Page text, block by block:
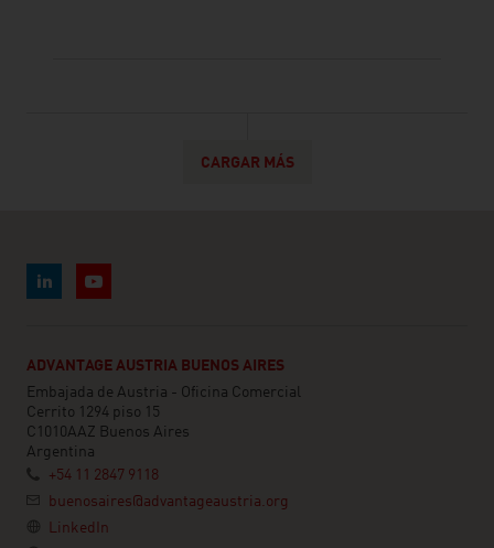
CARGAR MÁS
ADVANTAGE AUSTRIA BUENOS AIRES
Embajada de Austria - Oficina Comercial
Cerrito 1294 piso 15
C1010AAZ Buenos Aires
Argentina
+54 11 2847 9118
buenosaires@advantageaustria.org
LinkedIn